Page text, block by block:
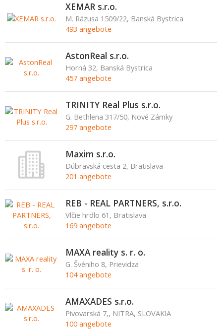
XEMAR s.r.o.
M. Rázusa 1509/22, Banská Bystrica
493 angebote
AstonReal s.r.o.
Horná 32, Banská Bystrica
457 angebote
TRINITY Real Plus s.r.o.
G. Bethlena 317/50, Nové Zámky
297 angebote
Maxim s.r.o.
Dúbravská cesta 2, Bratislava
201 angebote
REB - REAL PARTNERS, s.r.o.
Vlčie hrdlo 61, Bratislava
169 angebote
MAXA reality s. r. o.
G. Švéniho 8, Prievidza
104 angebote
AMAXADES s.r.o.
Pivovarská 7,, NITRA, SLOVAKIA
100 angebote